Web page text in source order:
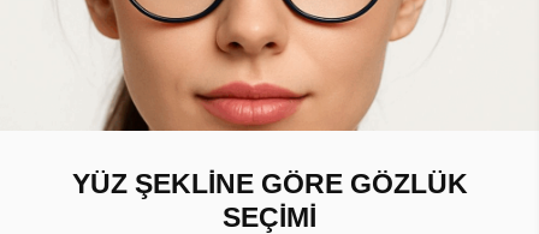
YÜZ ŞEKLİNE GÖRE GÖZLÜK
SEÇİMİ